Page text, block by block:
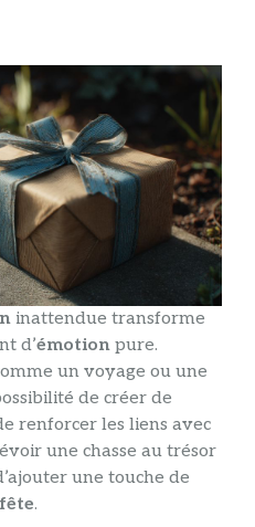
inattendue transforme
d’émotion pure.
un voyage ou une
de créer de
renforcer les liens avec
une chasse au trésor
une touche de
fête.